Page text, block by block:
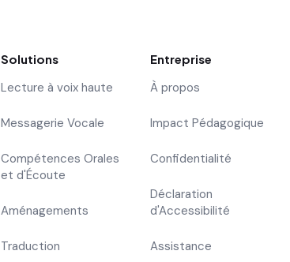
Solutions
Lecture à voix haute
Messagerie Vocale
Compétences Orales
et d'Écoute
Aménagements
Traduction
Entreprise
À propos
Impact Pédagogique
Confidentialité
Déclaration
d'Accessibilité
Assistance